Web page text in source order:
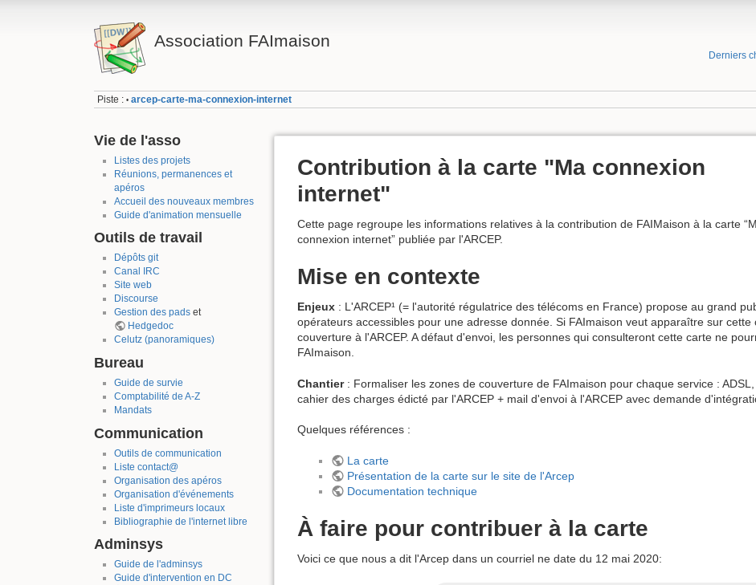
Association FAImaison
Derniers
Piste : • arcep-carte-ma-connexion-internet
Vie de l'asso
Listes des projets
Réunions, permanences et
apéros
Accueil des nouveaux membres
Guide d'animation mensuelle
Outils de travail
Dépôts git
Canal IRC
Site web
Discourse
Gestion des padset
Hedgedoc
Celutz (panoramiques)
Bureau
Guide de survie
Comptabilité de A-Z
Mandats
Communication
Outils de communication
Liste contact@
Organisation des apéros
Organisation d'événements
Liste d'imprimeurs locaux
Bibliographie de l'internet libre
Adminsys
Guide de l'adminsys
Guide d'intervention en DC
Contribution à la carte "Ma connexion
internet"
Cette page regroupe les informations relatives à la contribution de FAIMaison à la carte
connexion internet” publiée par l'ARCEP.
Mise en contexte
Enjeux : L'ARCEP¹ (= l'autorité régulatrice des télécoms en France) propose au grand
opérateurs accessibles pour une adresse donnée. Si FAImaison veut apparaître sur
couverture à l'ARCEP. A défaut d'envoi, les personnes qui consulteront cette carte ne
FAImaison.
Chantier: Formaliser les zones de couverture de FAImaison pour chaque service :
cahier des charges édicté par l'ARCEP + mail d'envoi à l'ARCEP avec demande
Quelques références :
La carte
Présentation de la carte sur le site de l'Arcep
Documentation technique
À faire pour contribuer à la carte
Voici ce que nous a dit l'Arcep dans un courriel ne date du 12 mai 2020: